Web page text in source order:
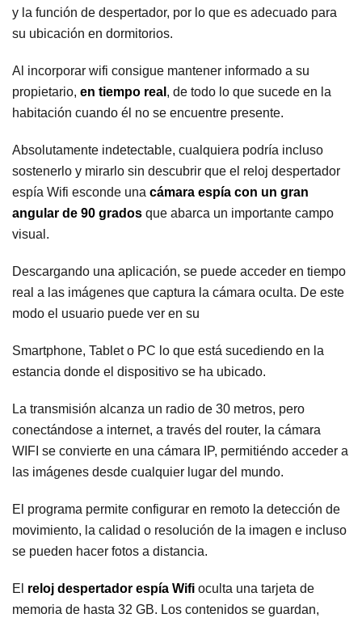
y la función de despertador, por lo que es adecuado para
su ubicación en dormitorios.
Al incorporar wifi consigue mantener informado a su
propietario, en tiempo real , de todo lo que sucede en la
habitación cuando él no se encuentre presente.
Absolutamente indetectable, cualquiera podría incluso
sostenerlo y mirarlo sin descubrir que el reloj despertador
espía Wifi esconde una cámara espía con un gran
angular de 90 grados que abarca un importante campo
visual.
Descargando una aplicación, se puede acceder en tiempo
real a las imágenes que captura la cámara oculta. De este
modo el usuario puede ver en su
Smartphone, Tablet o PC lo que está sucediendo en la
estancia donde el dispositivo se ha ubicado.
La transmisión alcanza un radio de 30 metros, pero
conectándose a internet, a través del router, la cámara
WIFI se convierte en una cámara IP, permitiéndo acceder a
las imágenes desde cualquier lugar del mundo.
El programa permite configurar en remoto la detección de
movimiento, la calidad o resolución de la imagen e incluso
se pueden hacer fotos a distancia.
El reloj despertador espía Wifi oculta una tarjeta de
memoria de hasta 32 GB. Los contenidos se guardan,